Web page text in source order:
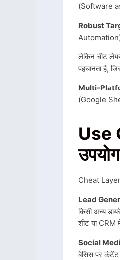
(Software
Robust
Automation)
लेकिन चीट
पहचानता है,
Multi-
(Google
Use
Cheat Layer
Lead
किसी अन्य
शीट या
Social
बेसिस पर